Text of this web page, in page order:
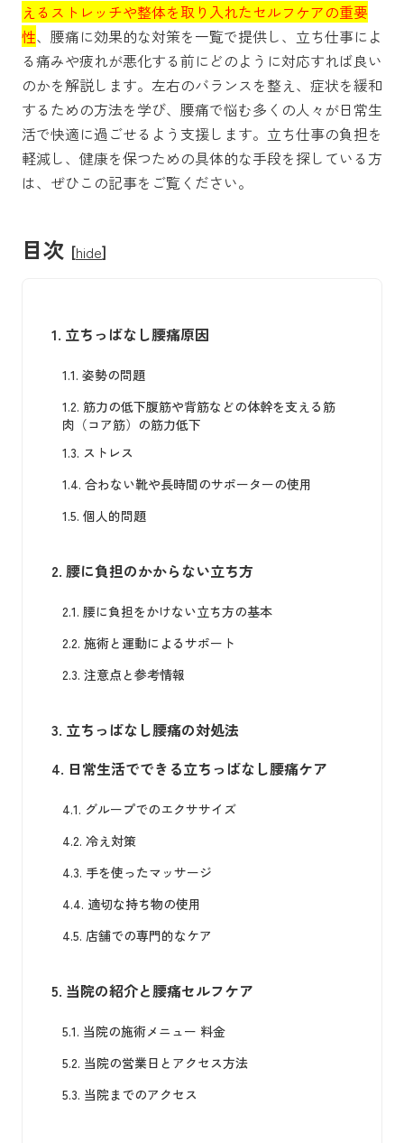
えるストレッチや整体を取り入れたセルフケアの重要
性、腰痛に効果的な対策を一覧で提供し、立ち仕事によ
る痛みや疲れが悪化する前にどのように対応すれば良い
のかを解説します。左右のバランスを整え、症状を緩和
するための方法を学び、腰痛で悩む多くの人々が日常生
活で快適に過ごせるよう支援します。立ち仕事の負担を
軽減し、健康を保つための具体的な手段を探している方
は、ぜひこの記事をご覧ください。
目次 [hide]
1. 立ちっぱなし腰痛原因
1.1. 姿勢の問題
1.2. 筋力の低下腹筋や背筋などの体幹を支える筋
肉（コア筋）の筋力低下
1.3. ストレス
1.4. 合わない靴や長時間のサポーターの使用
1.5. 個人的問題
2. 腰に負担のかからない立ち方
2.1. 腰に負担をかけない立ち方の基本
2.2. 施術と運動によるサポート
2.3. 注意点と参考情報
3. 立ちっぱなし腰痛の対処法
4. 日常生活でできる立ちっぱなし腰痛ケア
4.1. グループでのエクササイズ
4.2. 冷え対策
4.3. 手を使ったマッサージ
4.4. 適切な持ち物の使用
4.5. 店舗での専門的なケア
5. 当院の紹介と腰痛セルフケア
5.1. 当院の施術メニュー 料金
5.2. 当院の営業日とアクセス方法
5.3. 当院までのアクセス